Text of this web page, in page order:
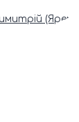
(Ярема)